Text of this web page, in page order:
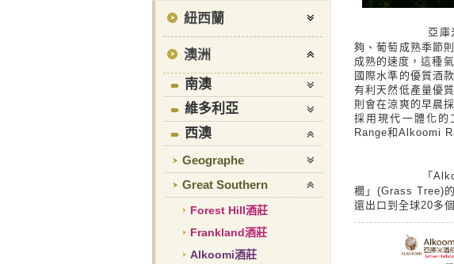
紐西蘭
澳洲
南澳
維多利亞
西澳
Geographe
Great Southern
Forest Hill酒莊
Frankland酒莊
Alkoomi酒莊
亞庫
夠、葡萄成熟季節
成熟的速度，這種
國際水準的優質酒
有利天然低產量優
則會在涼爽的早晨
採用現代一體化
Range和Alkoomi
「
櫚」(Grass Tree)
還出口到全球20多